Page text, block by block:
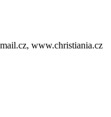
www.christiania.cz